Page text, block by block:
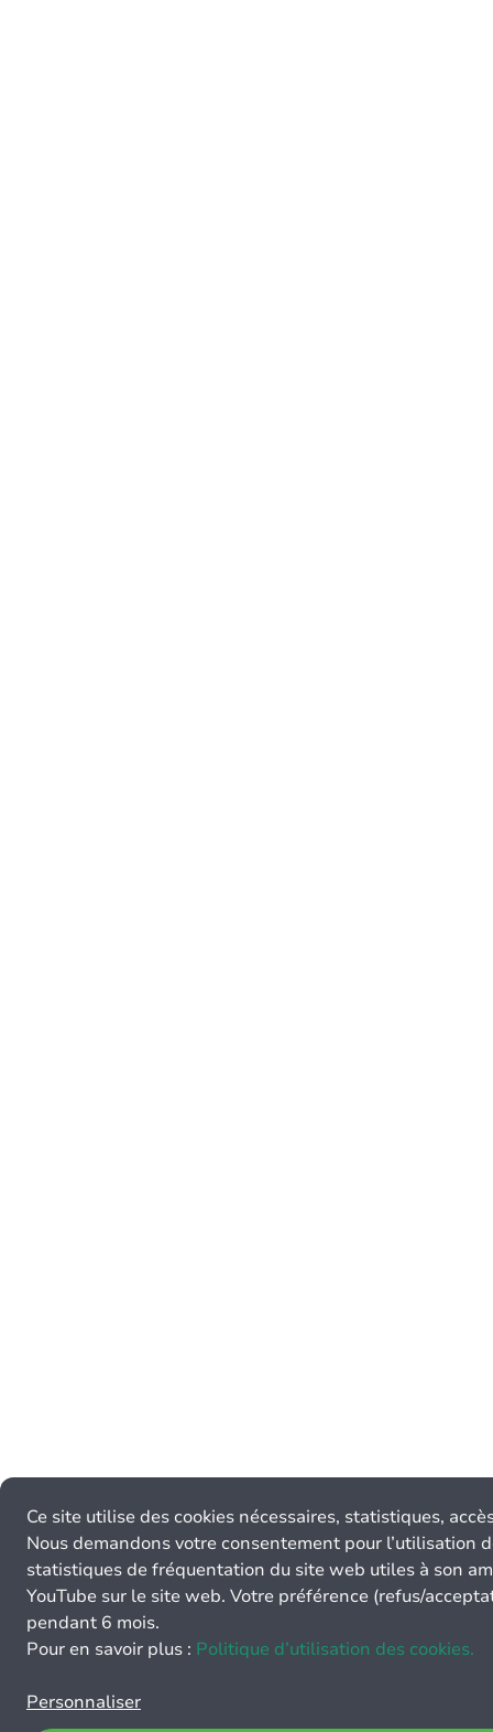
Ce site utilise des cookies nécessaires, statistiques,
Nous demandons votre consentement pour l’utilisation
statistiques de fréquentation du site web utiles à son
YouTube sur le site web. Votre préférence (refus/
pendant 6 mois.
Pour en savoir plus : Politique d’utilisation des cookies.
Personnaliser